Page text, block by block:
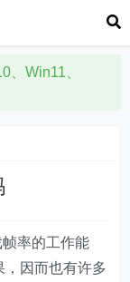
、Win11、
率的工作能
，因而也有许多